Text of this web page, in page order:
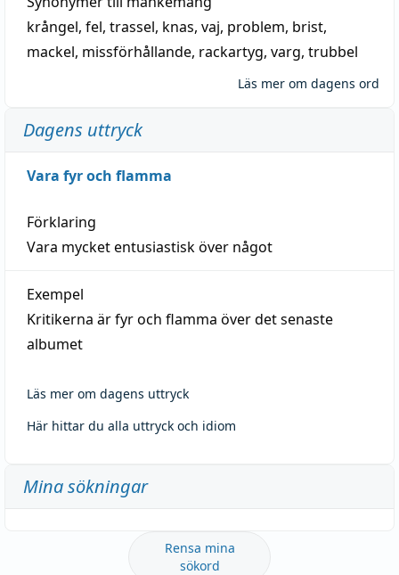
krångel, fel, trassel, knas, vaj, problem, brist,
mackel, missförhållande, rackartyg, varg, trubbel
Läs mer om dagens ord
Dagens uttryck
Vara fyr och flamma
Förklaring
Vara mycket entusiastisk över något
Exempel
Kritikerna är fyr och flamma över det senaste
albumet
Läs mer om dagens uttryck
Här hittar du alla uttryck och idiom
Mina sökningar
Rensa mina
sökord